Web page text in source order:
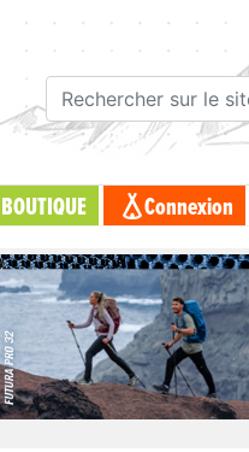
BOUTIQUE Connexion